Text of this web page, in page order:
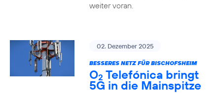
weiter voran.
02. Dezember 2025
BESSERES NETZ FÜR BISCHOFSHEIM
O2 Telefónica bringt
5G in die Mainspitze